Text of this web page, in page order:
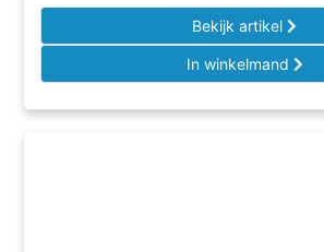
Bekijk artikel
In winkelmand